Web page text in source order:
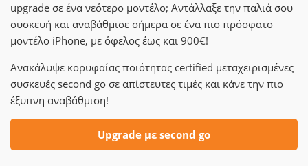
upgrade σε ένα νεότερο μοντέλο; Αντάλλαξε την παλιά σου
συσκευή και αναβάθμισε σήμερα σε ένα πιο πρόσφατο
μοντέλο iPhone, με όφελος έως και 900€!
Ανακάλυψε κορυφαίας ποιότητας certified μεταχειρισμένες
συσκευές second go σε απίστευτες τιμές και κάνε την πιο
έξυπνη αναβάθμιση!
Upgrade με second go